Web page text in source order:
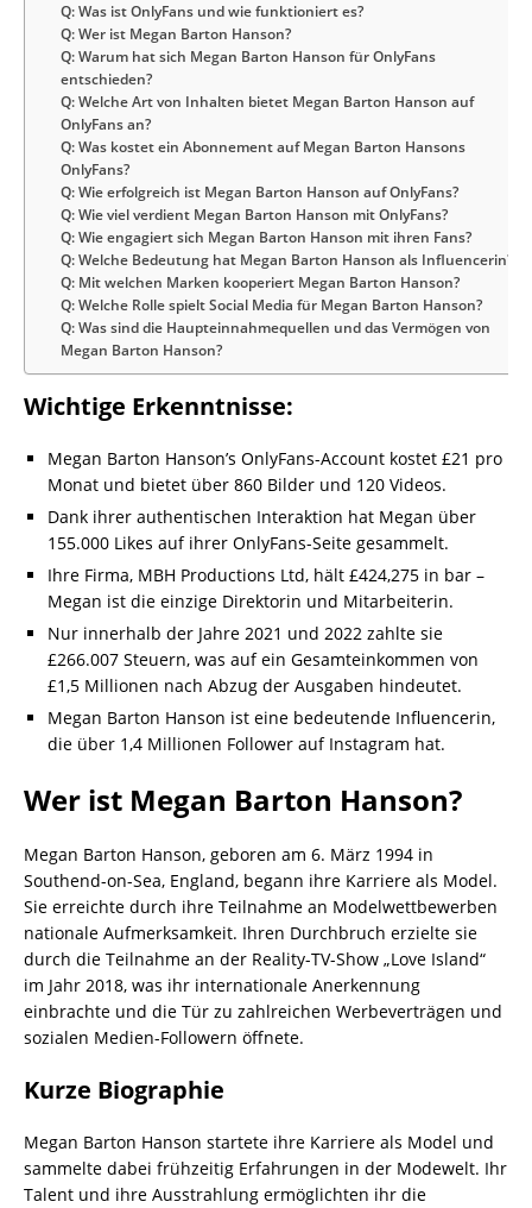
Q: Was ist OnlyFans und wie funktioniert es?
Q: Wer ist Megan Barton Hanson?
Q: Warum hat sich Megan Barton Hanson für OnlyFans
entschieden?
Q: Welche Art von Inhalten bietet Megan Barton Hanson auf
OnlyFans an?
Q: Was kostet ein Abonnement auf Megan Barton Hansons
OnlyFans?
Q: Wie erfolgreich ist Megan Barton Hanson auf OnlyFans?
Q: Wie viel verdient Megan Barton Hanson mit OnlyFans?
Q: Wie engagiert sich Megan Barton Hanson mit ihren Fans?
Q: Welche Bedeutung hat Megan Barton Hanson als Influencerin?
Q: Mit welchen Marken kooperiert Megan Barton Hanson?
Q: Welche Rolle spielt Social Media für Megan Barton Hanson?
Q: Was sind die Haupteinnahmequellen und das Vermögen von
Megan Barton Hanson?
Wichtige Erkenntnisse:
Megan Barton Hanson’s OnlyFans-Account kostet £21 pro
Monat und bietet über 860 Bilder und 120 Videos.
Dank ihrer authentischen Interaktion hat Megan über
155.000 Likes auf ihrer OnlyFans-Seite gesammelt.
Ihre Firma, MBH Productions Ltd, hält £424,275 in bar –
Megan ist die einzige Direktorin und Mitarbeiterin.
Nur innerhalb der Jahre 2021 und 2022 zahlte sie
£266.007 Steuern, was auf ein Gesamteinkommen von
£1,5 Millionen nach Abzug der Ausgaben hindeutet.
Megan Barton Hanson ist eine bedeutende Influencerin,
die über 1,4 Millionen Follower auf Instagram hat.
Wer ist Megan Barton Hanson?
Megan Barton Hanson, geboren am 6. März 1994 in
Southend-on-Sea, England, begann ihre Karriere als Model.
Sie erreichte durch ihre Teilnahme an Modelwettbewerben
nationale Aufmerksamkeit. Ihren Durchbruch erzielte sie
durch die Teilnahme an der Reality-TV-Show „Love Island“
im Jahr 2018, was ihr internationale Anerkennung
einbrachte und die Tür zu zahlreichen Werbeverträgen und
sozialen Medien-Followern öffnete.
Kurze Biographie
Megan Barton Hanson startete ihre Karriere als Model und
sammelte dabei frühzeitig Erfahrungen in der Modewelt. Ihr
Talent und ihre Ausstrahlung ermöglichten ihr die